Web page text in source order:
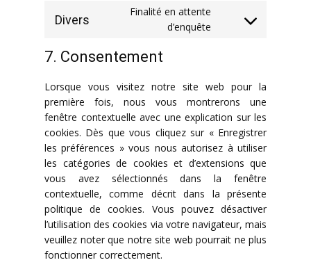
service
Divers
Finalité en attente
d’enquête
Consent
7. Consentement
Lorsque vous visitez notre site web pour la
première fois, nous vous montrerons une
fenêtre contextuelle avec une explication sur les
cookies. Dès que vous cliquez sur « Enregistrer
les préférences » vous nous autorisez à utiliser
les catégories de cookies et d’extensions que
vous avez sélectionnés dans la fenêtre
contextuelle, comme décrit dans la présente
politique de cookies. Vous pouvez désactiver
l’utilisation des cookies via votre navigateur, mais
veuillez noter que notre site web pourrait ne plus
fonctionner correctement.